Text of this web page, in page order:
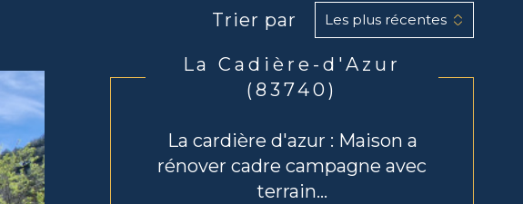
Trier par Les plus récentes
La Cadière-d'Azur
(83740)
La cardière d'azur : Maison a
rénover cadre campagne avec
terrain...